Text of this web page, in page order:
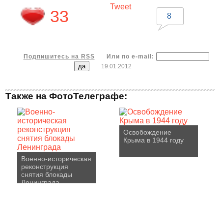
33
Tweet
8
Подпишитесь на RSS
Или по e-mail:
19.01.2012
Также на ФотоТелеграфе:
Военно-историческая
реконструкция
снятия блокады
Ленинграда
Освобождение
Крыма в 1944 году